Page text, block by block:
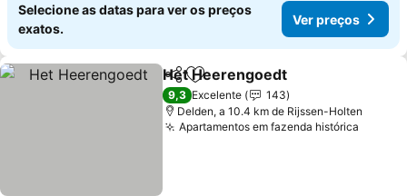
Selecione as datas para ver os preços
exatos.
Ver preços
PartilharAdicionar aos favoritos
Het Heerengoedt
9,3 Excelente
143
Delden, a 10.4 km de Rijssen-Holten
Apartamentos em fazenda histórica